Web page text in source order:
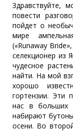
Здравствуйте,
повести
пойдет о
мире
(«Runaway
селекционер из
чудесное
найти. На мой
хорошо
гортензии. Эти
нас в больших
набирают
осени. Во